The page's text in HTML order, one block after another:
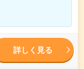
詳しく見る